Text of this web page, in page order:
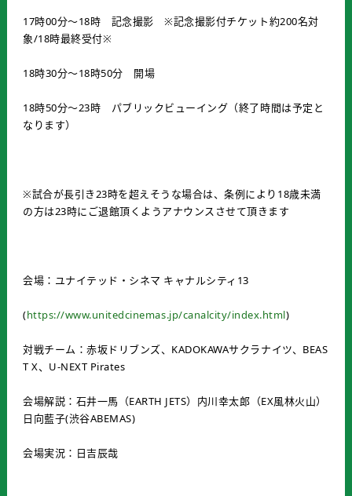
17時00分～18時 記念撮影 ※記念撮影付チケット約200名対
象/18時最終受付※
18時30分～18時50分 開場
18時50分～23時 パブリックビューイング（終了時間は予定と
なります）
※試合が長引き23時を超えそうな場合は、条例により18歳未満
の方は23時にご退館頂くようアナウンスさせて頂きます
会場：ユナイテッド・シネマ キャナルシティ13
(https://www.unitedcinemas.jp/canalcity/index.html)
対戦チーム：赤坂ドリブンズ、KADOKAWAサクラナイツ、BEAS
T X、U-NEXT Pirates
会場解説：石井一馬（EARTH JETS）内川幸太郎（EX風林火山）
日向藍子(渋谷ABEMAS)
会場実況：日吉辰哉